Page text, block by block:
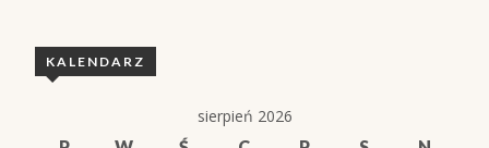
KALENDARZ
sierpień 2026